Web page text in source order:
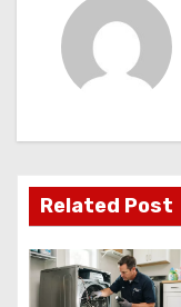
c
j
a
Related Post